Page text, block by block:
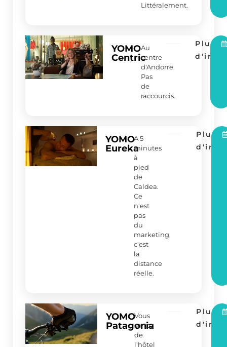
Littéralement.
YOMO
Centric
Au
centre
d'Andorre.
Pas
de
raccourcis.
Plus
d'info
YOMO
Eureka
A 5
minutes
à
pied
de
Caldea.
Ce
n'est
pas
du
marketing,
c'est
la
distance
réelle.
Plus
d'info
YOMO
Patagonia
Vous
sortez
de
l'hôtel
Plus
d'info